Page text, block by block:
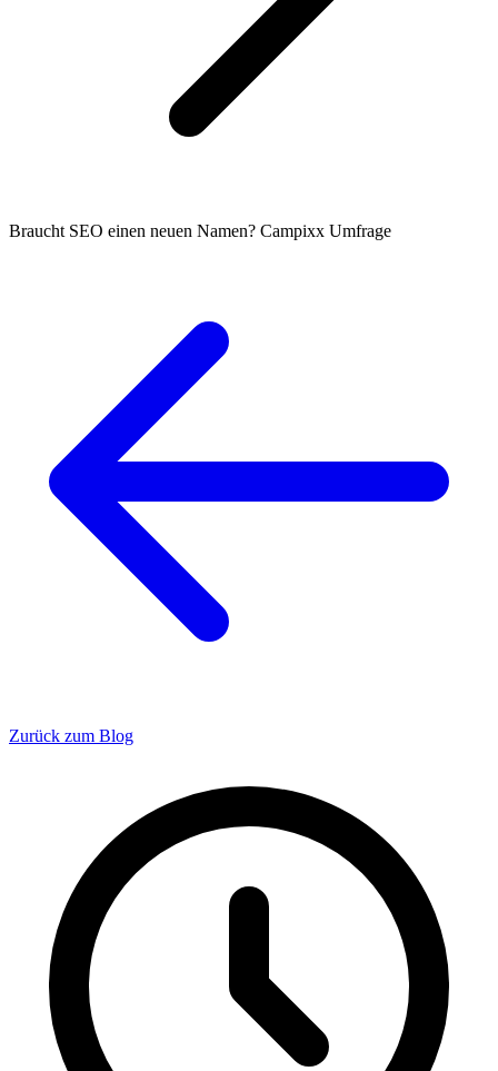
Braucht SEO einen neuen Namen? Campixx Umfrage
Zurück zum Blog